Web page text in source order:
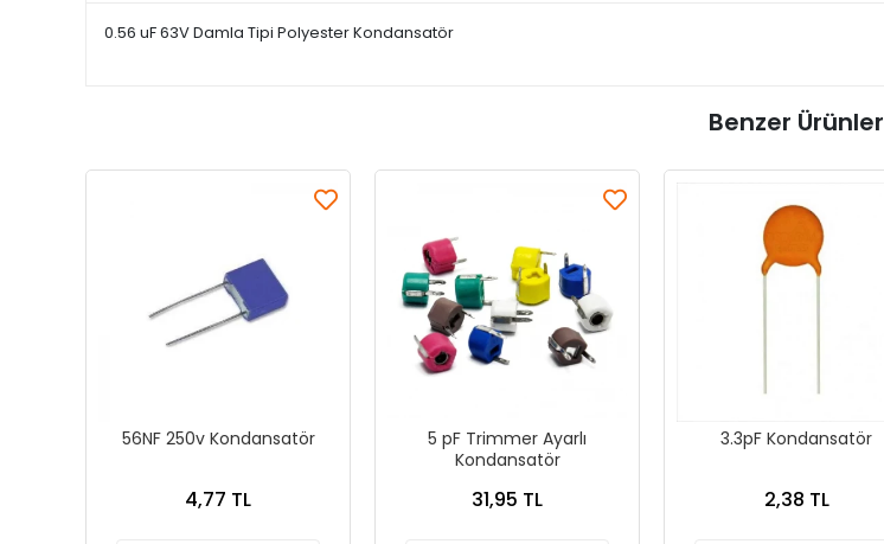
0.56 uF 63V Damla Tipi Polyester Kondansatör
Benzer Ürünler
56NF 250v Kondansatör
4,77 TL
5 pF Trimmer Ayarlı
Kondansatör
31,95 TL
3.3pF Kondansatör
2,38 TL